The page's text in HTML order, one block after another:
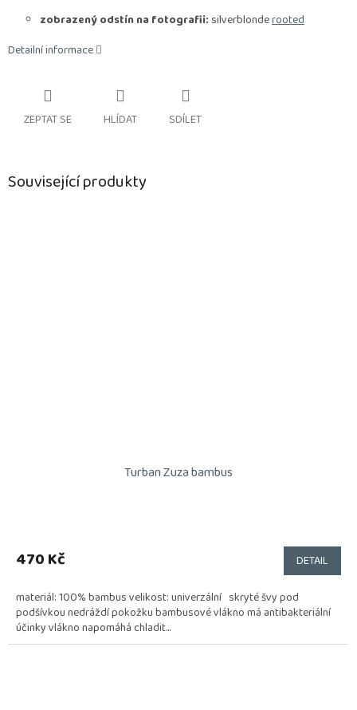
zobrazený odstín na fotografii: silverblonderooted
Detailní informace
ZEPTAT SE HLÍDAT SDÍLET
Související produkty
Turban Zuza bambus
470 Kč DETAIL
materiál: 100% bambus velikost: univerzální skryté švy pod
podšívkou nedráždí pokožku bambusové vlákno má antibakteriální
účinky vlákno napomáhá chladit...